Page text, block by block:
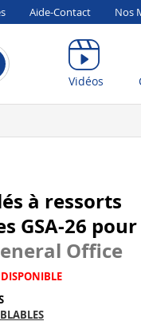
Aide-Contact Nos
Vidéos
à ressorts
GSA-26
Office
Compte